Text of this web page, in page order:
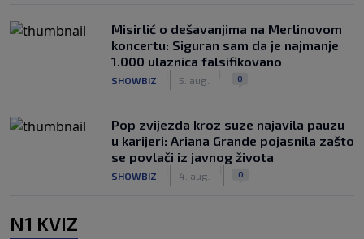
Misirlić o dešavanjima na Merlinovom
koncertu: Siguran sam da je najmanje
1.000 ulaznica falsifikovano
SHOWBIZ 5. aug. 0
Pop zvijezda kroz suze najavila pauzu
u karijeri: Ariana Grande pojasnila zašto
se povlači iz javnog života
SHOWBIZ 4. aug. 0
N1 KVIZ